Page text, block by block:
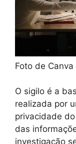
Foto de
O sigilo é a
realizada por
privacidade
das
investigação